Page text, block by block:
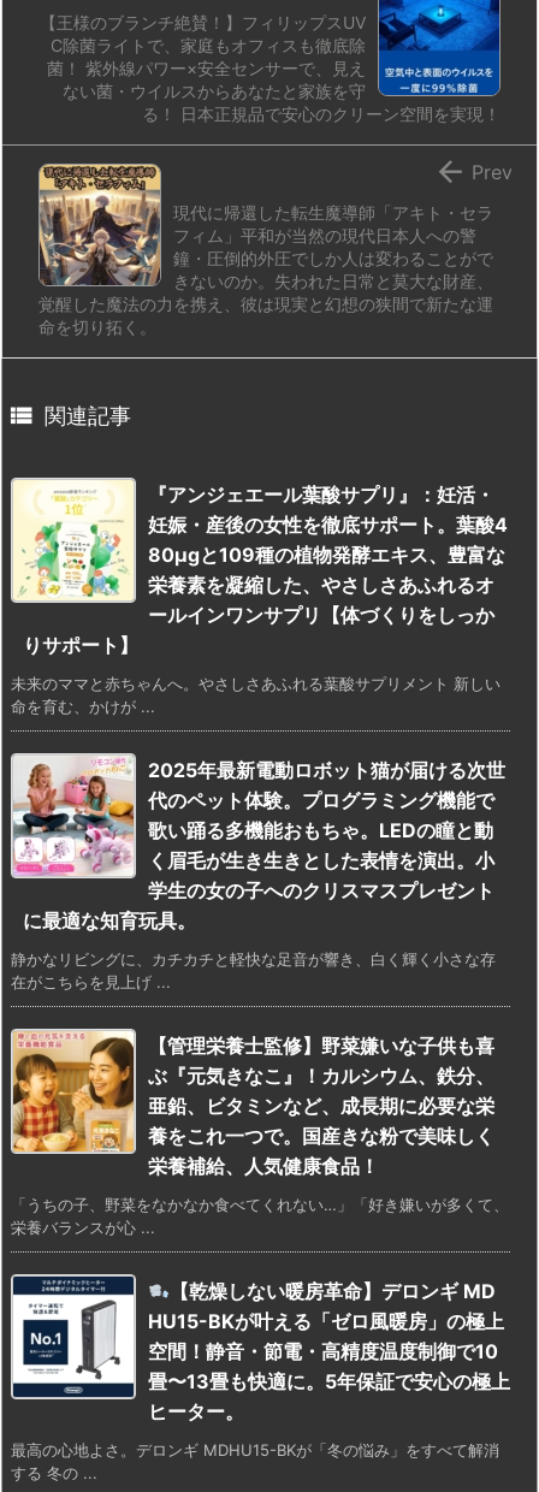
【王様のブランチ絶賛！】フィリップスUV
C除菌ライトで、家庭もオフィスも徹底除
菌！ 紫外線パワー×安全センサーで、見え
ない菌・ウイルスからあなたと家族を守
る！ 日本正規品で安心のクリーン空間を実現！
現代に帰還した転生魔導師「アキト・セラ
フィム」平和が当然の現代日本人への警
鐘・圧倒的外圧でしか人は変わることがで
きないのか。失われた日常と莫大な財産、
覚醒した魔法の力を携え、彼は現実と幻想の狭間で新たな運
命を切り拓く。
 Prev
 関連記事
『アンジェエール葉酸サプリ』：妊活・
妊娠・産後の女性を徹底サポート。葉酸4
80μgと109種の植物発酵エキス、豊富な
栄養素を凝縮した、やさしさあふれるオ
ールインワンサプリ【体づくりをしっか
りサポート】
未来のママと赤ちゃんへ。やさしさあふれる葉酸サプリメント 新しい
命を育む、かけが ...
2025年最新電動ロボット猫が届ける次世
代のペット体験。プログラミング機能で
歌い踊る多機能おもちゃ。LEDの瞳と動
く眉毛が生き生きとした表情を演出。小
学生の女の子へのクリスマスプレゼント
に最適な知育玩具。
静かなリビングに、カチカチと軽快な足音が響き、白く輝く小さな存
在がこちらを見上げ ...
【管理栄養士監修】野菜嫌いな子供も喜
ぶ『元気きなこ』！カルシウム、鉄分、
亜鉛、ビタミンなど、成長期に必要な栄
養をこれ一つで。国産きな粉で美味しく
栄養補給、人気健康食品！
「うちの子、野菜をなかなか食べてくれない…」「好き嫌いが多くて、
栄養バランスが心 ...
【乾燥しない暖房革命】デロンギ MD
HU15-BKが叶える「ゼロ風暖房」の極上
空間！静音・節電・高精度温度制御で10
畳〜13畳も快適に。5年保証で安心の極上
ヒーター。
最高の心地よさ。デロンギ MDHU15-BKが「冬の悩み」をすべて解消
する 冬の ...